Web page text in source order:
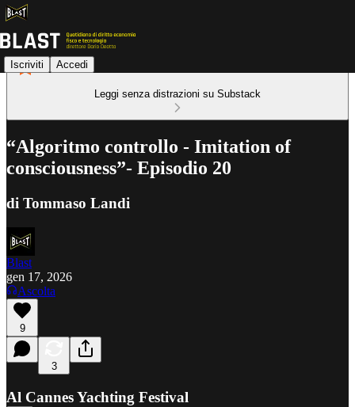
Iscriviti Accedi
Leggi senza distrazioni su Substack
“Algoritmo controllo - Imitation of
consciousness”- Episodio 20
di Tommaso Landi
Blast
gen 17, 2026
Ascolta
9
3
Al Cannes Yachting Festival